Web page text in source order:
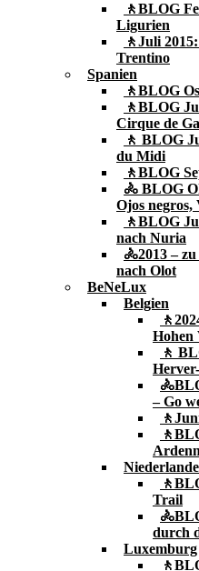
🚶BLOG
Ligurien
🚶Juli
Trentino
Spanien
🚶BLOG
🚶BLOG
Cirque de
🚶 BLOG
du Midi
🚶BLOG
🚴 BLOG
Ojos negros,
🚶BLOG
nach Nuria
🚴2013 –
nach Olot
BeNeLux
Belgien
Hohen
🚶
– Go
Niederlande
Trail
durch
Luxemburg